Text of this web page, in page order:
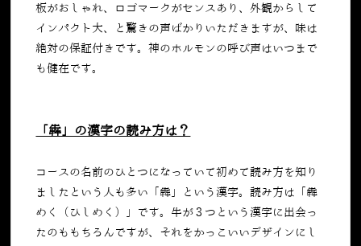
板がおしゃれ、ロゴマークがセンスあり、外観からして
インパクト大、と驚きの声ばかりいただきますが、味は
絶対の保証付きです。神のホルモンの呼び声はいつまで
も健在です。
「犇」の漢字の読み方は？
コースの名前のひとつになっていて初めて読み方を知り
ましたという人も多い「犇」という漢字。読み方は「犇
めく（ひしめく）」です。牛が３つという漢字に出会っ
たのももちろんですが、それをかっこいいデザインにし